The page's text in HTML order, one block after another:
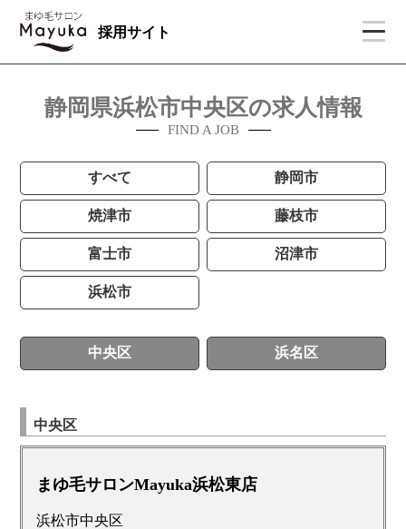
採用サイト
静岡県浜松市中央区の求人情報
FIND A JOB
すべて 静岡市
焼津市 藤枝市
富士市 沼津市
浜松市
中央区 浜名区
中央区
まゆ毛サロンMayuka浜松東店
浜松市中央区